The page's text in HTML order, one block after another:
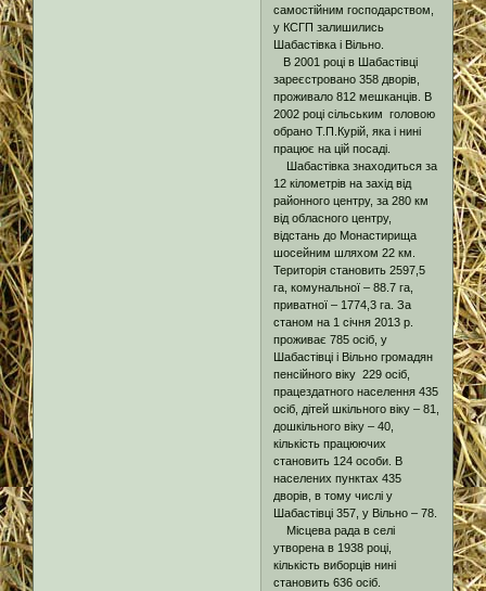
самостійним господарством,
у КСГП залишились
Шабастівка і Вільно.
В 2001 році в Шабастівці
зареєстровано 358 дворів,
проживало 812 мешканців. В
2002 році сільським головою
обрано Т.П.Курій, яка і нині
працює на цій посаді.
Шабастівка знаходиться за
12 кілометрів на захід від
районного центру, за 280 км
від обласного центру,
відстань до Монастирища
шосейним шляхом 22 км.
Територія становить 2597,5
га, комунальної – 88.7 га,
приватної – 1774,3 га. За
станом на 1 січня 2013 р.
проживає 785 осіб, у
Шабастівці і Вільно громадян
пенсійного віку 229 осіб,
працездатного населення 435
осіб, дітей шкільного віку – 81,
дошкільного віку – 40,
кількість працюючих
становить 124 особи. В
населених пунктах 435
дворів, в тому числі у
Шабастівці 357, у Вільно – 78.
Місцева рада в селі
утворена в 1938 році,
кількість виборців нині
становить 636 осіб.